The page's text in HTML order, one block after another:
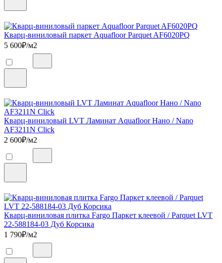
Кварц-виниловый паркет Aquafloor Parquet AF6020PQ
5 600₽/м2
Кварц-виниловый LVT Ламинат Aquafloor Нано / Nano
AF3211N Click
2 600₽/м2
Кварц-виниловая плитка Fargo Паркет клеевой / Parquet LVT
22-588184-03 Дуб Корсика
1 790₽/м2